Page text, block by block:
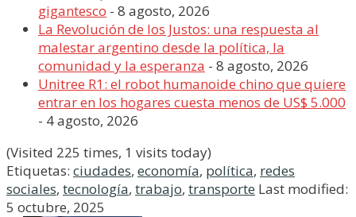
gigantesco - 8 agosto, 2026
La Revolución de los Justos: una respuesta al
malestar argentino desde la política, la
comunidad y la esperanza - 8 agosto, 2026
Unitree R1: el robot humanoide chino que quiere
entrar en los hogares cuesta menos de US$ 5.000
- 4 agosto, 2026
(Visited 225 times, 1 visits today)
Etiquetas: ciudades, economía, política, redes
sociales, tecnología, trabajo, transporte Last modified:
5 octubre, 2025